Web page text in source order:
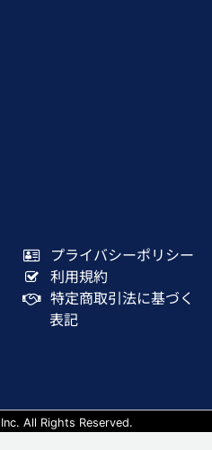
プライバシーポリシー
利用規約
特定商取引法に基づく
表記
All Rights Reserved.